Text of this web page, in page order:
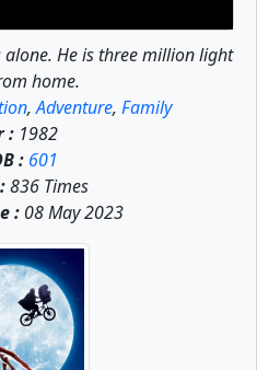
alone. He is three million light
home.
,Adventure, Family
:1982
: 601
836 Times
: 08 May 2023